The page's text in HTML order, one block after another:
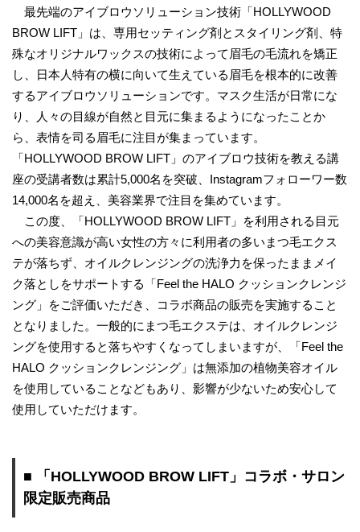
最先端のアイブロウソリューション技術「HOLLYWOOD
BROW LIFT」は、専用セッティング剤とスタイリング剤、特
殊なオリジナルワックスの技術によって眉毛の毛流れを矯正
し、日本人特有の横に向いて生えている眉毛を根本的に改善
するアイブロウソリューションです。マスク生活が日常にな
り、人々の目線が自然と目元に集まるようになったことか
ら、表情を司る眉毛に注目が集まっています。
「HOLLYWOOD BROW LIFT」のアイブロウ技術を教える講
座の受講者数は累計5,000名を突破、Instagramフォローワー数
14,000名を超え、美容業界で注目を集めています。
この度、「HOLLYWOOD BROW LIFT」を利用される目元
への美容意識が高い女性の方々に利用者の多いまつ毛エクス
テが落ちず、オイルクレンジングの洗浄力を保ったままメイ
ク落としをサポートする「Feel the HALO クッションクレンジ
ング」をご評価いただき、コラボ商品の販売を実施すること
となりました。一般的にまつ毛エクステは、オイルクレンジ
ングを使用すると落ちやすくなってしまいますが、「Feel the
HALO クッションクレンジング」は無添加の植物美容オイル
を使用していることなどもあり、影響が少ないため安心して
使用していただけます。
■ 「HOLLYWOOD BROW LIFT」コラボ・サロン
限定販売商品